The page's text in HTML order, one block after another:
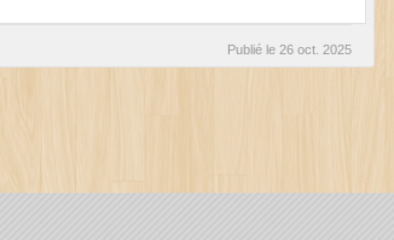
Publié le 26 oct. 2025